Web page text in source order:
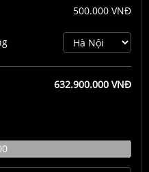
500.000 VNĐ
632.900.000 VNĐ